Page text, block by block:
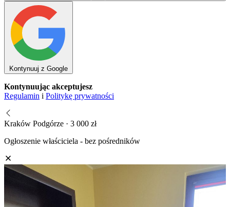
Kontynuuj z Google
Kontynuując akceptujesz
Regulamin i Politykę prywatności
Kraków Podgórze · 3 000 zł
Ogłoszenie właściciela - bez pośredników